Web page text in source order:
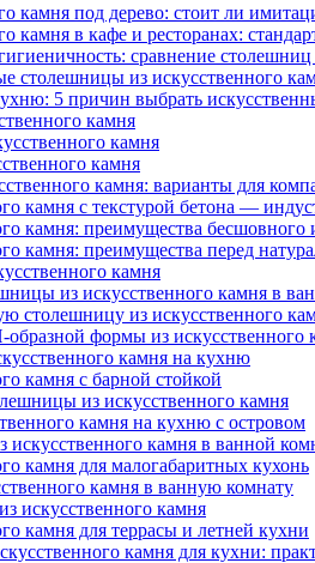
камня под дерево: стоит ли
камня в кафе и ресторанах:
сравнение
столешницы из искусственного
5 причин выбрать
камня
камня
камня
камня: варианты для
камня с текстурой бетона —
камня: преимущества бесшовного
камня: преимущества перед
камня
из искусственного камня в
столешницу из искусственного
формы из искусственного
камня на кухню
камня с барной стойкой
из искусственного камня
камня на кухню с островом
камня в ванной
камня для малогабаритных кухонь
камня в ванную комнату
искусственного камня
камня для террасы и летней кухни
камня для кухни: